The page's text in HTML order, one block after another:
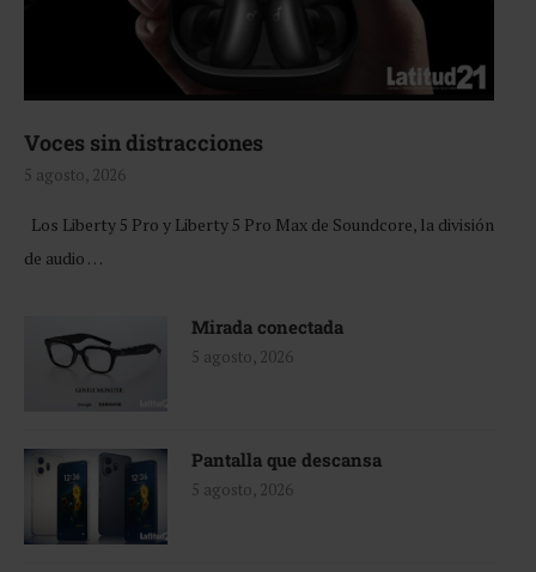
Voces sin distracciones
5 agosto, 2026
Los Liberty 5 Pro y Liberty 5 Pro Max de Soundcore, la división
de audio …
Mirada conectada
5 agosto, 2026
Pantalla que descansa
5 agosto, 2026